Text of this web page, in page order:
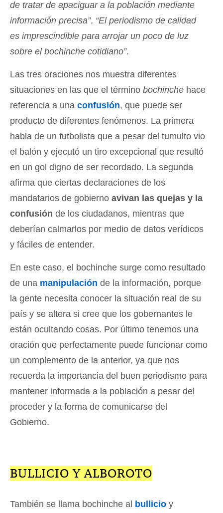
de tratar de apaciguar a la población mediante
información precisa”, “El periodismo de calidad
es imprescindible para arrojar un poco de luz
sobre el bochinche cotidiano”.
Las tres oraciones nos muestra diferentes
situaciones en las que el término bochinche hace
referencia a una confusión, que puede ser
producto de diferentes fenómenos. La primera
habla de un futbolista que a pesar del tumulto vio
el balón y ejecutó un tiro excepcional que resultó
en un gol digno de ser recordado. La segunda
afirma que ciertas declaraciones de los
mandatarios de gobierno avivan las quejas y la
confusión de los ciudadanos, mientras que
deberían calmarlos por medio de datos verídicos
y fáciles de entender.
En este caso, el bochinche surge como resultado
de una manipulación de la información, porque
la gente necesita conocer la situación real de su
país y se altera si cree que los gobernantes le
están ocultando cosas. Por último tenemos una
oración que perfectamente puede funcionar como
un complemento de la anterior, ya que nos
recuerda la importancia del buen periodismo para
mantener informada a la población a pesar del
proceder y la forma de comunicarse del
Gobierno.
BULLICIO Y ALBOROTO
También se llama bochinche al bullicio y